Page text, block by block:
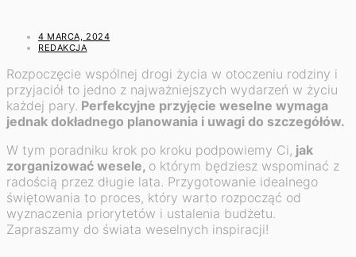
4 MARCA, 2024
REDAKCJA
Rozpoczęcie wspólnej drogi życia w otoczeniu rodziny i
przyjaciół to jedno z najważniejszych wydarzeń w życiu
każdej pary. Perfekcyjne przyjęcie weselne wymaga
jednak dokładnego planowania i uwagi do szczegółów.
W tym poradniku krok po kroku podpowiemy Ci, jak
zorganizować wesele, o którym będziesz wspominać z
radością przez długie lata. Przygotowanie idealnego
świętowania to proces, który warto rozpocząć od
wyznaczenia priorytetów i ustalenia budżetu.
Zapraszamy do świata weselnych inspiracji!